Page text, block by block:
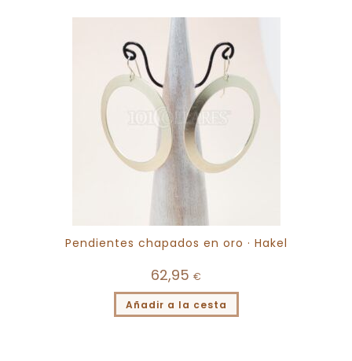
Pendientes chapados en oro · Hakel
62,95 €
Añadir a la cesta